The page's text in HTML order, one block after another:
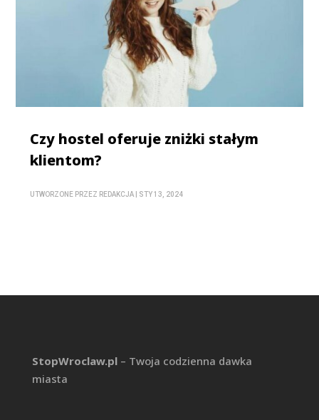
Czy hostel oferuje zniżki stałym
klientom?
UTWORZONE PRZEZ REDAKCJA STY 13, 2024
StopWroclaw.pl– Twoja codzienna dawka
miasta